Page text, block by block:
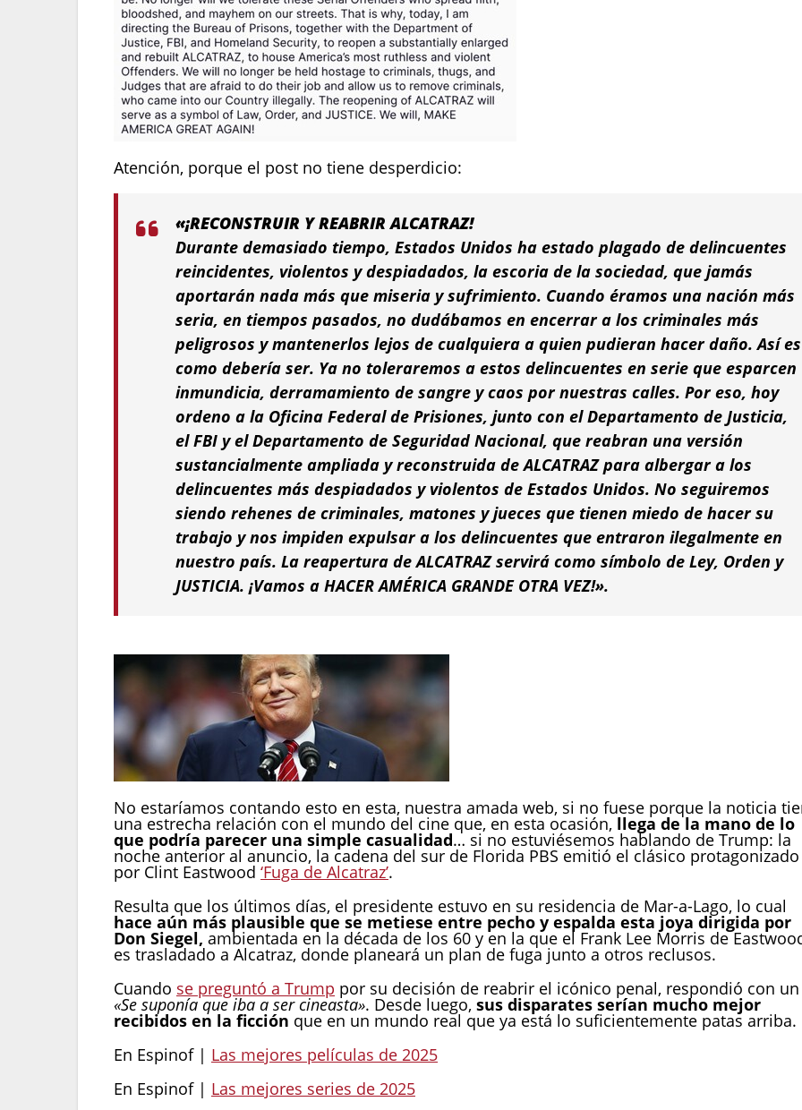
Atención, porque el post no tiene desperdicio:
«¡RECONSTRUIR Y REABRIR ALCATRAZ!
Durante demasiado tiempo, Estados Unidos ha estado plagado de delincuentes
reincidentes, violentos y despiadados, la escoria de la sociedad, que jamás
aportarán nada más que miseria y sufrimiento. Cuando éramos una nación más
seria, en tiempos pasados, no dudábamos en encerrar a los criminales más
peligrosos y mantenerlos lejos de cualquiera a quien pudieran hacer daño. Así es
como debería ser. Ya no toleraremos a estos delincuentes en serie que esparcen
inmundicia, derramamiento de sangre y caos por nuestras calles. Por eso, hoy
ordeno a la Oficina Federal de Prisiones, junto con el Departamento de Justicia,
el FBI y el Departamento de Seguridad Nacional, que reabran una versión
sustancialmente ampliada y reconstruida de ALCATRAZ para albergar a los
delincuentes más despiadados y violentos de Estados Unidos. No seguiremos
siendo rehenes de criminales, matones y jueces que tienen miedo de hacer su
trabajo y nos impiden expulsar a los delincuentes que entraron ilegalmente en
nuestro país. La reapertura de ALCATRAZ servirá como símbolo de Ley, Orden y
JUSTICIA. ¡Vamos a HACER AMÉRICA GRANDE OTRA VEZ!».
No estaríamos contando esto en esta, nuestra amada web, si no fuese porque la noticia
una estrecha relación con el mundo del cine que, en esta ocasión, llega de la mano de lo
que podría parecer una simple casualidad… si no estuviésemos hablando de Trump: la
noche anterior al anuncio, la cadena del sur de Florida PBS emitió el clásico protagonizado
por Clint Eastwood ‘Fuga de Alcatraz’.
Resulta que los últimos días, el presidente estuvo en su residencia de Mar-a-Lago, lo cual
hace aún más plausible que se metiese entre pecho y espalda esta joya dirigida por
Don Siegel, ambientada en la década de los 60 y en la que el Frank Lee Morris de
es trasladado a Alcatraz, donde planeará un plan de fuga junto a otros reclusos.
Cuando se preguntó a Trump por su decisión de reabrir el icónico penal, respondió con un
«Se suponía que iba a ser cineasta». Desde luego, sus disparates serían mucho mejor
recibidos en la ficción que en un mundo real que ya está lo suficientemente patas arriba.
En Espinof | Las mejores películas de 2025
En Espinof | Las mejores series de 2025